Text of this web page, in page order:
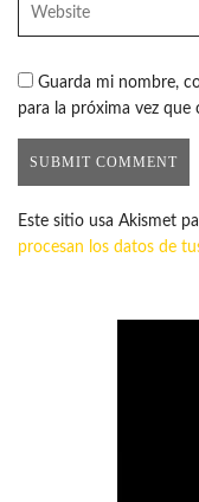
Guarda mi nombre,
para la próxima vez que
Este sitio usa Akismet
procesan los datos de